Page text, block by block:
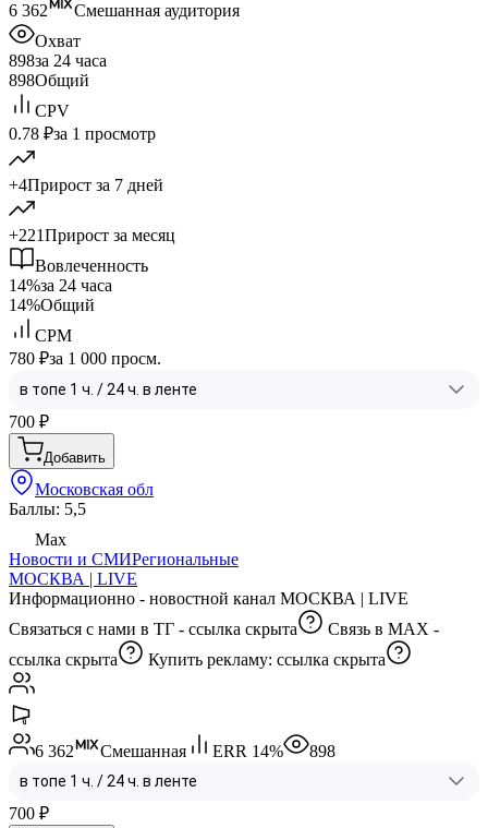
6 362
Смешанная аудитория
Охват
898за 24 часа
898Общий
CPV
0.78 ₽за 1 просмотр
+4Прирост за 7 дней
+221Прирост за месяц
Вовлеченность
14%за 24 часа
14%Общий
CPM
780 ₽за 1 000 просм.
700 ₽
Добавить
Московская обл
Баллы: 5,5
Max
Новости и СМИРегиональные
МОСКВА | LIVE
Информационно - новостной канал МОСКВА | LIVE
Связаться с нами в ТГ - ссылка скрыта
Связь в МАХ -
ссылка скрыта
Купить рекламу: ссылка скрыта
6 362 Смешанная ERR 14% 898
700 ₽